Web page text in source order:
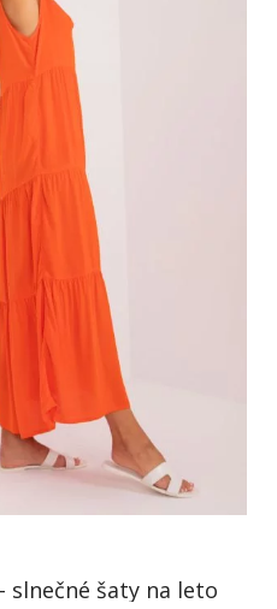
slnečné šaty na leto